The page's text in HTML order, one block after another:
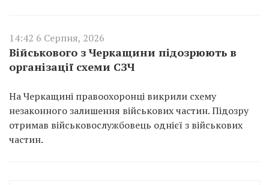
14:42 6 Серпня, 2026
Військового з Черкащини підозрюють в
організації схеми СЗЧ
На Черкащині правоохоронці викрили схему
незаконного залишення військових частин. Підозру
отримав військовослужбовець однієї з військових
частин.